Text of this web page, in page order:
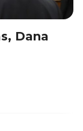
Dana